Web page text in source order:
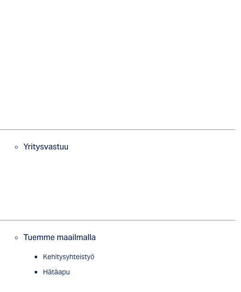
Yritysvastuu
Tuemme maailmalla
Kehitysyhteistyö
Hätäapu